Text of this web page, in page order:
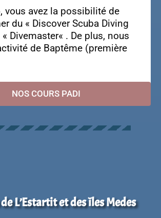
vous avez la possibilité de
du « Discover Scuba Diving
« Divemaster« . De plus, nous
de Baptême (première
NOS COURS PADI
L’Estartit et des îles Medes